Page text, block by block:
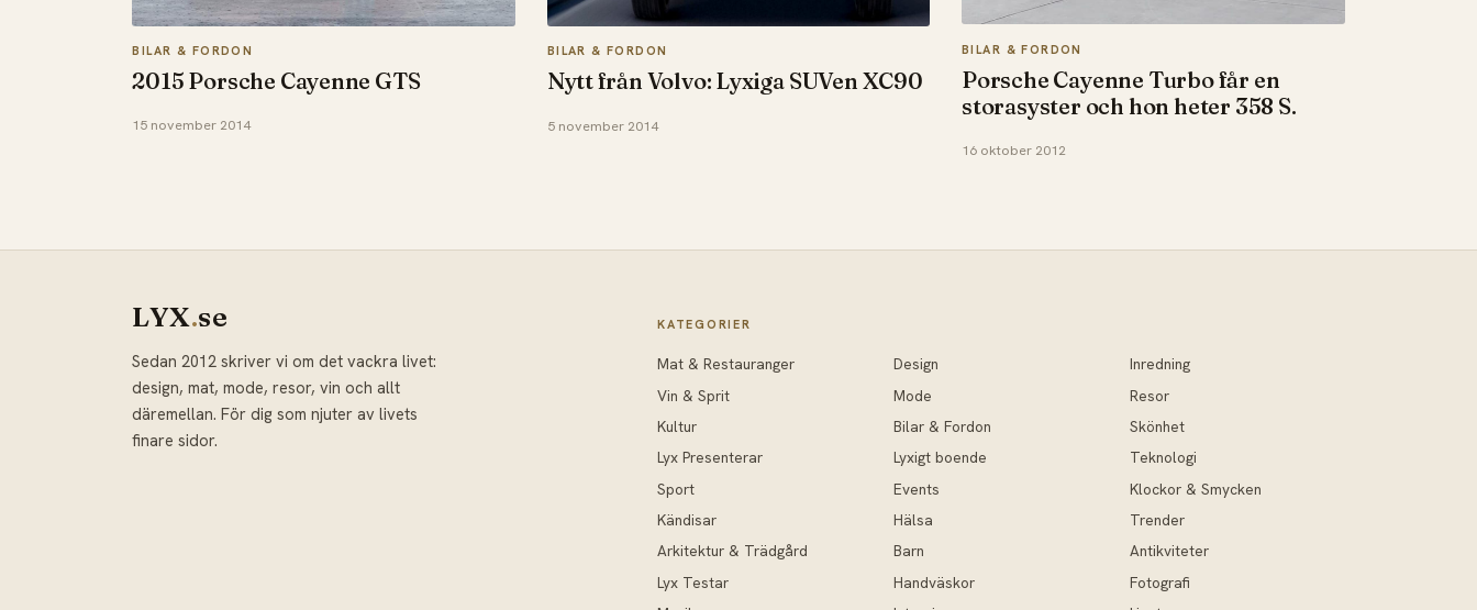
BILAR & FORDON
2015 Porsche Cayenne GTS
15 november 2014
BILAR & FORDON
Nytt från Volvo: Lyxiga SUVen XC90
5 november 2014
BILAR & FORDON
Porsche Cayenne Turbo får en
storasyster och hon heter 358 S.
16 oktober 2012
LYX.se
Sedan 2012 skriver vi om det vackra livet:
design, mat, mode, resor, vin och allt
däremellan. För dig som njuter av livets
finare sidor.
KATEGORIER
Mat & Restauranger Design
Inredning
Vin & Sprit
Mode
Resor
Kultur
Bilar & Fordon
Skönhet
Lyx Presenterar
Lyxigt boende
Teknologi
Sport
Events
Klockor & Smycken
Kändisar
Hälsa
Trender
Arkitektur & Trädgård
Barn
Antikviteter
Lyx Testar
Handväskor
Fotografi